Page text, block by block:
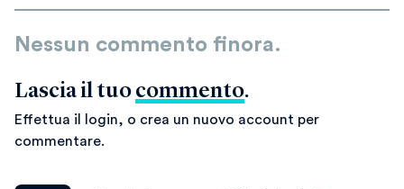
Nessun commento finora.
Lascia il tuo commento.
Effettua il login, o crea un nuovo account per
commentare.